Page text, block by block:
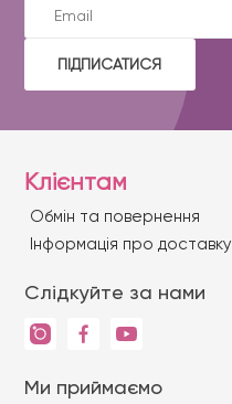
ПІДПИСАТИСЯ
Клієнтам
Обмін та повернення
Iнформація про доставку
Слідкуйте за нами
Ми приймаємо